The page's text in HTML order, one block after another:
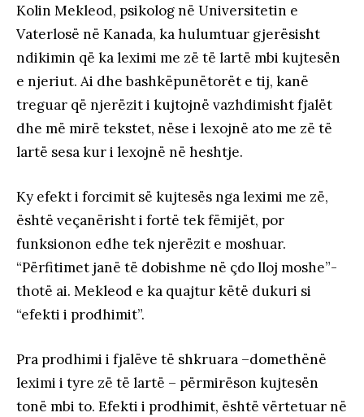
Kolin Mekleod, psikolog në Universitetin e
Vaterlosë në Kanada, ka hulumtuar gjerësisht
ndikimin që ka leximi me zë të lartë mbi kujtesën
e njeriut. Ai dhe bashkëpunëtorët e tij, kanë
treguar që njerëzit i kujtojnë vazhdimisht fjalët
dhe më mirë tekstet, nëse i lexojnë ato me zë të
lartë sesa kur i lexojnë në heshtje.
Ky efekt i forcimit së kujtesës nga leximi me zë,
është veçanërisht i fortë tek fëmijët, por
funksionon edhe tek njerëzit e moshuar.
“Përfitimet janë të dobishme në çdo lloj moshe”-
thotë ai. Mekleod e ka quajtur këtë dukuri si
“efekti i prodhimit”.
Pra prodhimi i fjalëve të shkruara –domethënë
leximi i tyre zë të lartë – përmirëson kujtesën
tonë mbi to. Efekti i prodhimit, është vërtetuar në